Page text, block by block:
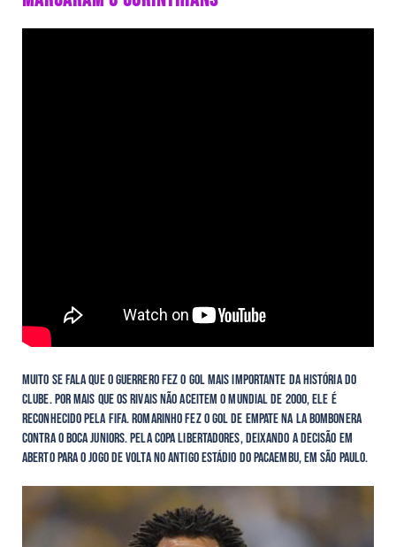
Muito se fala que o Guerrero fez o gol mais importante da história do
clube. Por mais que os rivais não aceitem o mundial de 2000, ele é
reconhecido pela Fifa. Romarinho fez o gol de empate na La Bombonera
contra o Boca Juniors. pela Copa Libertadores, deixando a decisão em
aberto para o jogo de volta no antigo estádio do Pacaembu, em São Paulo.